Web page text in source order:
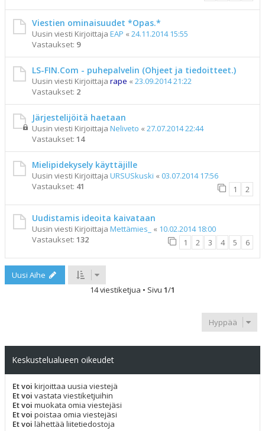
Viestien ominaisuudet *Opas.*
Uusin viesti Kirjoittaja EAP « 24.11.2014 15:55
Vastaukset: 9
LS-FIN.Com - puhepalvelin (Ohjeet ja tiedoitteet.)
Uusin viesti Kirjoittaja rape « 23.09.2014 21:22
Vastaukset: 2
Järjestelijöitä haetaan
Uusin viesti Kirjoittaja Neliveto « 27.07.2014 22:44
Vastaukset: 14
Mielipidekysely käyttäjille
Uusin viesti Kirjoittaja URSUSkuski « 03.07.2014 17:56
Vastaukset: 41 1 2
Uudistamis ideoita kaivataan
Uusin viesti Kirjoittaja Mettämies_ « 10.02.2014 18:00
Vastaukset: 132 1 2 3 4 5 6
Uusi Aihe
14 viestiketjua • Sivu 1/1
Hyppää
Keskustelualueen oikeudet
Et voi kirjoittaa uusia viestejä
Et voi vastata viestiketjuihin
Et voi muokata omia viestejäsi
Et voi poistaa omia viestejäsi
Et voi lähettää liitetiedostoja